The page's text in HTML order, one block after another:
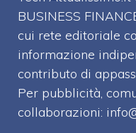
BUSINESS
cui rete editoriale
informazione
contributo di
Per pubblicità,
collaborazioni: